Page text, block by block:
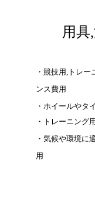
用具
・競技用,トレ
ンス費用
・ホイールやタ
・トレーニング
・気候や環境に
用